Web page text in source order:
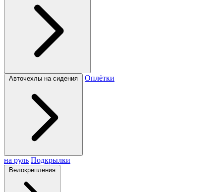
Авточехлы на сидения Оплётки
на руль Подкрылки
Велокрепления